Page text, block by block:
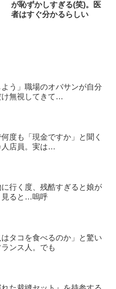
が恥ずかしすぎる(笑)。医
者はすぐ分かるらしい
よう」職場のオバサンが自分
け無視してきて…
度も「現金ですか」と聞く
人店員。実は…
に行く度、残酷すぎると娘が
見ると…嗚呼
はタコを食べるのか」と驚い
ンス人。でも